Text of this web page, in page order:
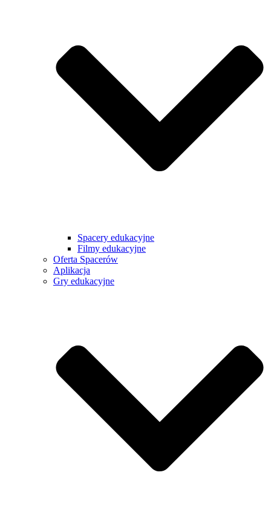
Spacery edukacyjne
Filmy edukacyjne
Oferta Spacerów
Aplikacja
Gry edukacyjne